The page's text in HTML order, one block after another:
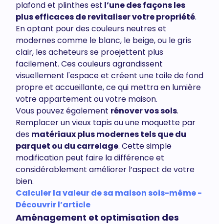
plafond et plinthes est l’une des façons les
plus efficaces de revitaliser votre propriété.
En optant pour des couleurs neutres et
modernes comme le blanc, le beige, ou le gris
clair, les acheteurs se proejettent plus
facilement. Ces couleurs agrandissent
visuellement l'espace et créent une toile de fond
propre et accueillante, ce qui mettra en lumière
votre appartement ou votre maison.
Vous pouvez également rénover vos sols.
Remplacer un vieux tapis ou une moquette par
des matériaux plus modernes tels que du
parquet ou du carrelage. Cette simple
modification peut faire la différence et
considérablement améliorer l’aspect de votre
bien.
Calculer la valeur de sa maison sois-même -
Découvrir l’article
Aménagement et optimisation des